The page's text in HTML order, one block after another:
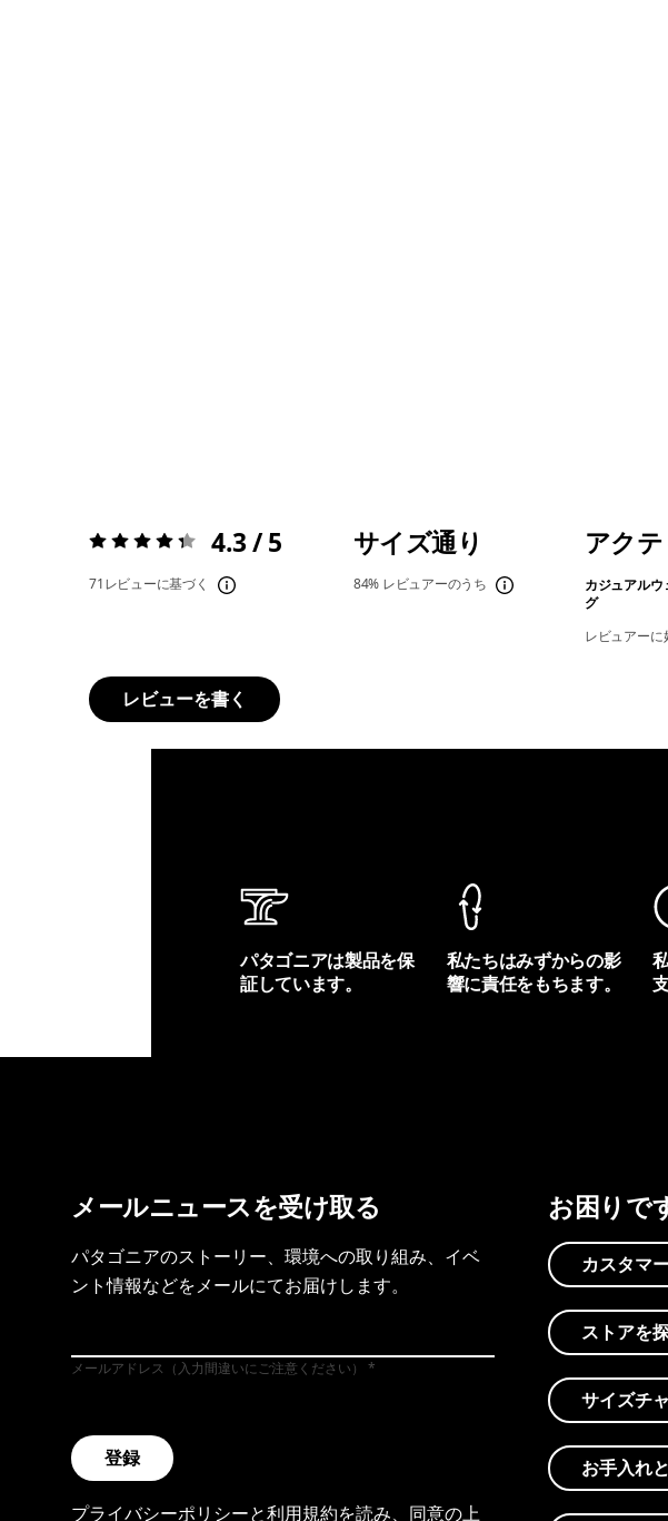
評価:4.3 / 5 4.3 / 5
71レビューに基づく
サイズ通り
84% レビュアーのうち
アク
カジュアルウ
グ
レビュアーに
レビューを書く
パタゴニアは製品を保
証しています。
私たちはみずからの影
響に責任をもちます。
メールニュースを受け取る
パタゴニアのストーリー、環境への取り組み、イベ
ント情報などをメールにてお届けします。
メールアドレス（入力間違いにご注意ください）
登録
プライバシーポリシーと利用規約を読み、同意の上
お困りで
カスタマ
ストアを
サイズチ
お手入れ